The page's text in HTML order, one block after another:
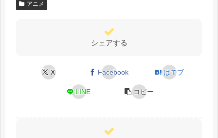
アニメ
シェアする
X Facebook はてブ
LINE コピー